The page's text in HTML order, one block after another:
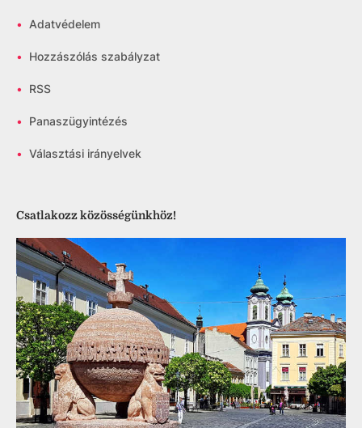
• Adatvédelem
• Hozzászólás szabályzat
• RSS
• Panaszügyintézés
• Választási irányelvek
Csatlakozz közösségünkhöz!